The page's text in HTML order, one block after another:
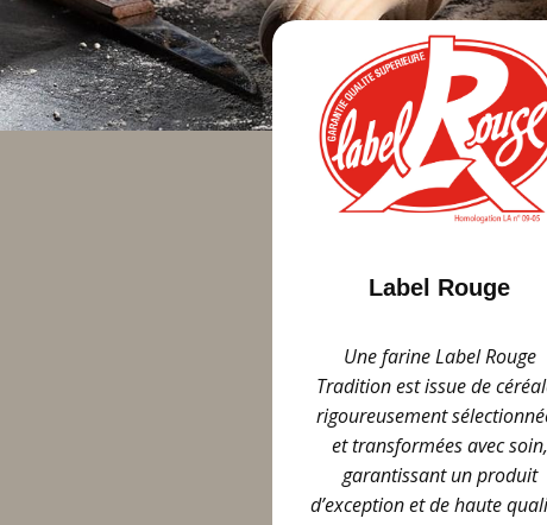
Label Rouge
Une farine Label Rouge
Tradition est issue de
rigoureusement
et transformées avec soin,
garantissant un produit
d’exception et de haute